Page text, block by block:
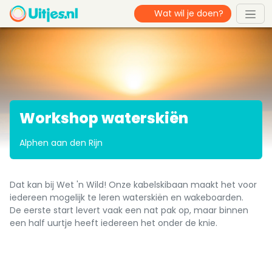
Workshop waterskiën
Alphen aan den Rijn
Dat kan bij Wet 'n Wild! Onze kabelskibaan maakt het voor
iedereen mogelijk te leren waterskiën en wakeboarden.
De eerste start levert vaak een nat pak op, maar binnen
een half uurtje heeft iedereen het onder de knie.